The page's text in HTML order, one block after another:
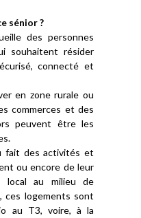
sénior ?
des personnes
souhaitent résider
connecté et
en zone rurale ou
commerces et des
peuvent être les
fait des activités et
ou encore de leur
local au milieu de
ces logements sont
au T3, voire, à la